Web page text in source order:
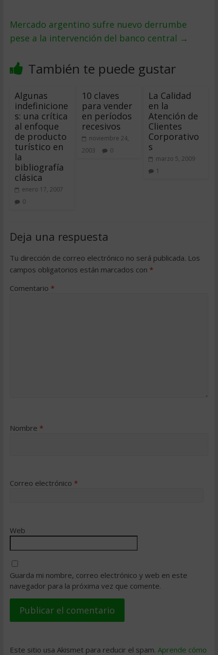
Mercado argentino sufre nuevo derrumbe
pese a la intervención del banco central →
También te puede gustar
Algunas
indefinicione
s: una crítica
al enfoque
de producto
turístico en
la
bibliografía
clásica
enero 17, 2007
0
10 claves
para vender
en períodos
recesivos
noviembre 24,
2003
0
La Calidad
en la
Atención de
Clientes
Corporativo
s
marzo 5, 2009
1
Deja una respuesta
Tu dirección de correo electrónico no será publicada. Los
campos obligatorios están marcados con *
Comentario *
Nombre *
Correo electrónico *
Web
Guarda mi nombre, correo electrónico y web en este
navegador para la próxima vez que comente.
Este sitio usa Akismet para reducir el spam. Aprende cómo